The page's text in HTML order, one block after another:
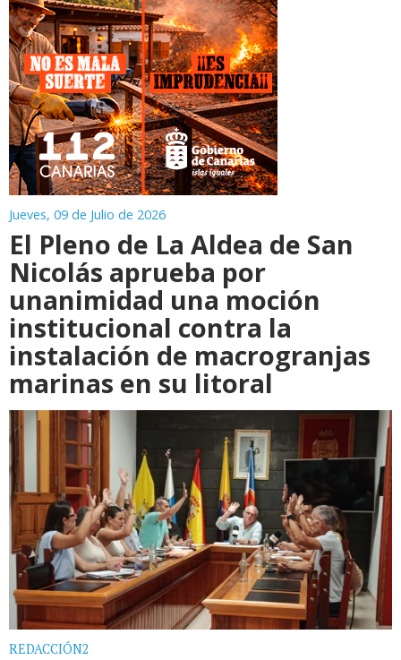
Jueves, 09 de Julio de 2026
El Pleno de La Aldea de San
Nicolás aprueba por
unanimidad una moción
institucional contra la
instalación de macrogranjas
marinas en su litoral
REDACCIÓN2